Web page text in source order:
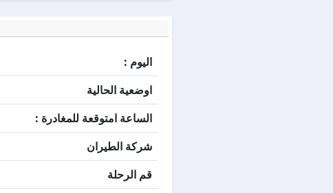
اليوم :
اوضعية الحالية
الساعة امتوقعة للمغادرة :
شركة الطيران
قم الرحلة